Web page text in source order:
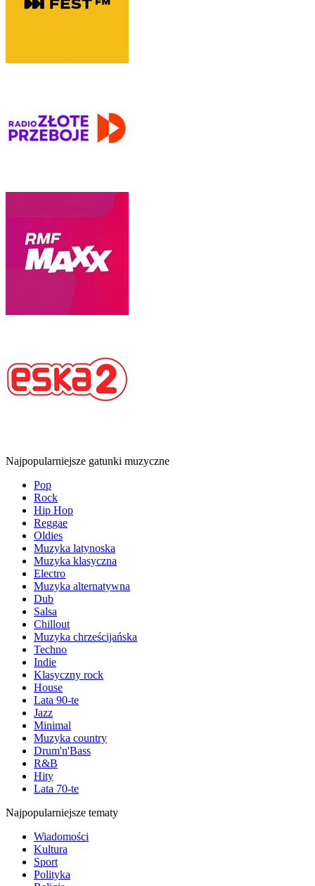
Najpopularniejsze gatunki muzyczne
Pop
Rock
Hip Hop
Reggae
Oldies
Muzyka latynoska
Muzyka klasyczna
Electro
Muzyka alternatywna
Dub
Salsa
Chillout
Muzyka chrześcijańska
Techno
Indie
Klasyczny rock
House
Lata 90-te
Jazz
Minimal
Muzyka country
Drum'n'Bass
R&B
Hity
Lata 70-te
Najpopularniejsze tematy
Wiadomości
Kultura
Sport
Polityka